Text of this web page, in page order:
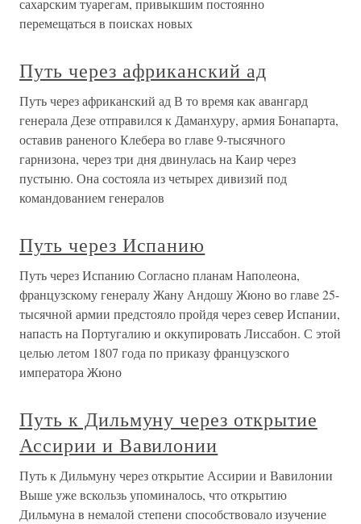
сахарским туарегам, привыкшим постоянно
перемещаться в поисках новых
Путь через африканский ад
Путь через африканский ад В то время как авангард
генерала Дезе отправился к Даманхуру, армия Бонапарта,
оставив раненого Клебера во главе 9-тысячного
гарнизона, через три дня двинулась на Каир через
пустыню. Она состояла из четырех дивизий под
командованием генералов
Путь через Испанию
Путь через Испанию Согласно планам Наполеона,
французскому генералу Жану Андошу Жюно во главе 25-
тысячной армии предстояло пройдя через север Испании,
напасть на Португалию и оккупировать Лиссабон. С этой
целью летом 1807 года по приказу французского
императора Жюно
Путь к Дильмуну через открытие
Ассирии и Вавилонии
Путь к Дильмуну через открытие Ассирии и Вавилонии
Выше уже вскользь упоминалось, что открытию
Дильмуна в немалой степени способствовало изучение